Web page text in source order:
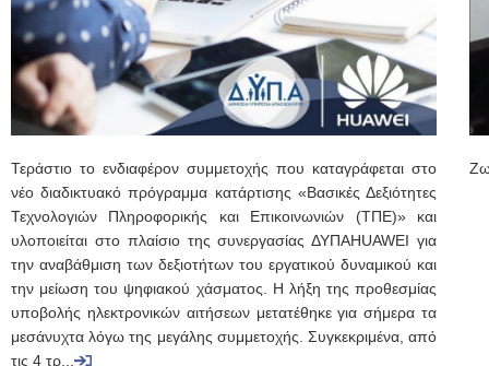
Τεράστιο το ενδιαφέρον συμμετοχής που καταγράφεται στο
νέο διαδικτυακό πρόγραμμα κατάρτισης «Βασικές Δεξιότητες
Τεχνολογιών Πληροφορικής και Επικοινωνιών (ΤΠΕ)» και
υλοποιείται στο πλαίσιο της συνεργασίας ΔΥΠΑHUAWEI για
την αναβάθμιση των δεξιοτήτων του εργατικού δυναμικού και
την μείωση του ψηφιακού χάσματος. Η λήξη της προθεσμίας
υποβολής ηλεκτρονικών αιτήσεων μετατέθηκε για σήμερα τα
μεσάνυχτα λόγω της μεγάλης συμμετοχής. Συγκεκριμένα, από
τις 4 τρ...